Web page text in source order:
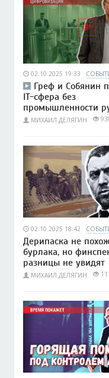
02.10.2025 19:33
Греф и Собянин
IT-сфера без
промышленности
МИХАИЛ ДЕЛЯГИН
02.10.2025 18:42
Дерипаска не
бурлака, но
разницы не увидят
МИХАИЛ ДЕЛЯГИН